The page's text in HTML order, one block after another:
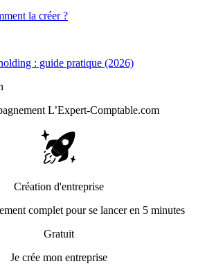
la créer ?
: guide pratique (2026)
L’Expert-Comptable.com
Création d'entreprise
complet pour se lancer en 5 minutes
Gratuit
Je crée mon entreprise